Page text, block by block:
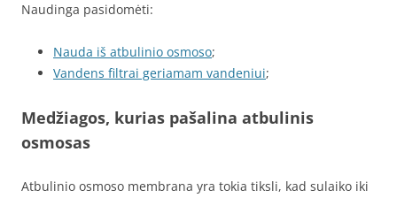
Naudinga pasidomėti:
Nauda iš atbulinio osmoso;
Vandens filtrai geriamam vandeniui;
Medžiagos, kurias pašalina atbulinis
osmosas
Atbulinio osmoso membrana yra tokia tiksli, kad sulaiko iki